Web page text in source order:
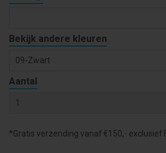
Bekijk andere kleuren
09-Zwart
Aantal
*Gratis verzending vanaf €150,- exclusief